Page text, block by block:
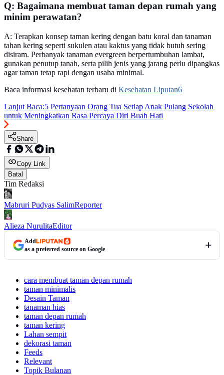
Q: Bagaimana membuat taman depan rumah yang
minim perawatan?
A: Terapkan konsep taman kering dengan batu koral dan tanaman
tahan kering seperti sukulen atau kaktus yang tidak butuh sering
disiram. Perbanyak tanaman evergreen berpertumbuhan lambat,
gunakan penutup tanah, serta pilih jenis yang jarang perlu dipangkas
agar taman tetap rapi dengan usaha minimal.
Baca informasi kesehatan terbaru di Kesehatan Liputan6
Lanjut Baca:5 Pertanyaan Orang Tua Setiap Anak Pulang Sekolah
untuk Meningkatkan Rasa Percaya Diri Buah Hati
Share
Copy Link
Batal
Tim Redaksi
Mabruri Pudyas SalimReporter
Alieza NurulitaEditor
Add
as a preferred source on Google
cara membuat taman depan rumah
taman minimalis
Desain Taman
tanaman hias
taman depan rumah
taman kering
Lahan sempit
dekorasi taman
Feeds
Relevant
Topik Bulanan